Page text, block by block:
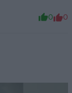
0 0